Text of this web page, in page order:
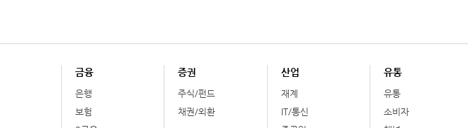
금융
은행
보험
증권
주식/펀드
채권/외환
산업
재계
IT/통신
유통
유통
소비자